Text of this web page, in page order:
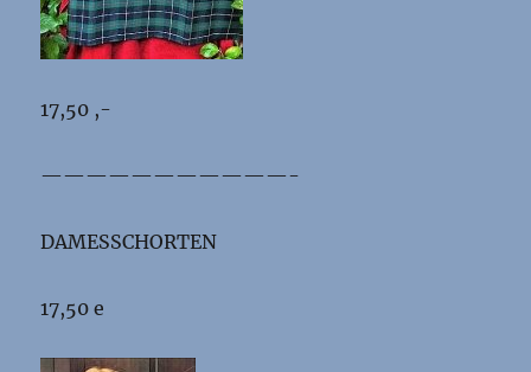
17,50 ,-
———————————-
DAMESSCHORTEN
17,50 e